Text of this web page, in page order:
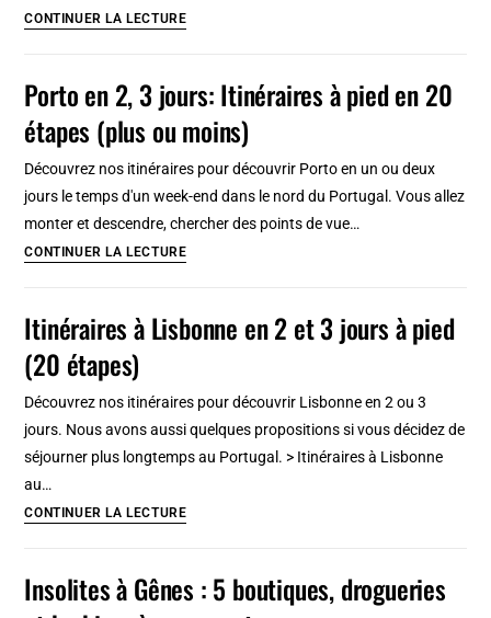
étapes]
CONTINUER LA LECTURE10
et
insolites
Cracovie
fringue,
Porto en 2, 3 jours: Itinéraires à pied en 20
étapes (plus ou moins)
Découvrez nos itinéraires pour découvrir Porto en un ou deux
jours le temps d'un week-end dans le nord du Portugal. Vous allez
monter et descendre, chercher des points de vue…
CONTINUER LA LECTUREPorto
3
pied
étapes
moins)
Itinéraires à Lisbonne en 2 et 3 jours à pied
(20 étapes)
Découvrez nos itinéraires pour découvrir Lisbonne en 2 ou 3
jours. Nous avons aussi quelques propositions si vous décidez de
séjourner plus longtemps au Portugal. > Itinéraires à Lisbonne
au…
CONTINUER LA LECTUREItinéraires
en
Insolites à Gênes : 5 boutiques, drogueries